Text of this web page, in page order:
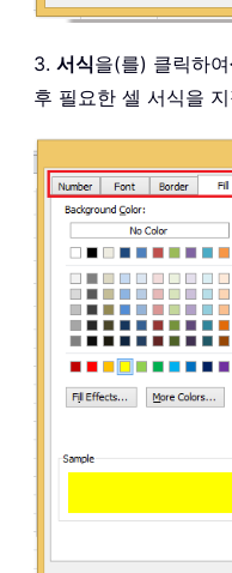
3. 서식을(를) 클릭하여
후 필요한 셀 서식을 지